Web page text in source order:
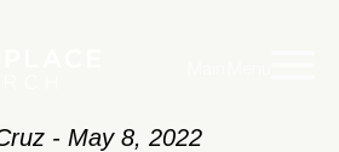
- May 8, 2022